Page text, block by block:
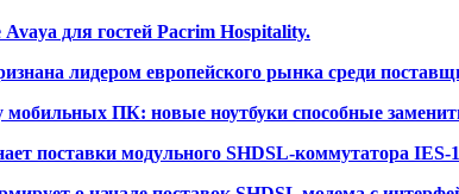
для гостей Pacrim Hospitality.
лидером европейского рынка среди
мобильных ПК: новые ноутбуки способные
поставки модульного SHDSL-коммутатора IES-